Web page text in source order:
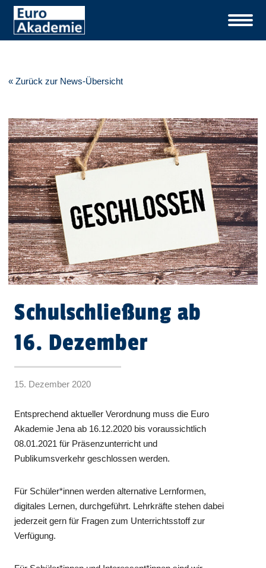
« Zurück zur News-Übersicht
Schulschließung ab
16. Dezember
15. Dezember 2020
Entsprechend aktueller Verordnung muss die Euro
Akademie Jena ab 16.12.2020 bis voraussichtlich
08.01.2021 für Präsenzunterricht und
Publikumsverkehr geschlossen werden.
Für Schüler*innen werden alternative Lernformen,
digitales Lernen, durchgeführt. Lehrkräfte stehen dabei
jederzeit gern für Fragen zum Unterrichtsstoff zur
Verfügung.